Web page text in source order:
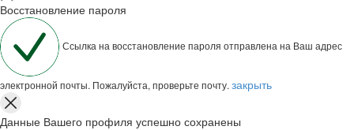
Восстановление пароля
Ссылка на восстановление пароля отправлена на Ваш адрес
электронной почты. Пожалуйста, проверьте почту. закрыть
Данные Вашего профиля успешно сохранены